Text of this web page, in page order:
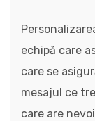
echipă care
care se
mesajul ce
care are